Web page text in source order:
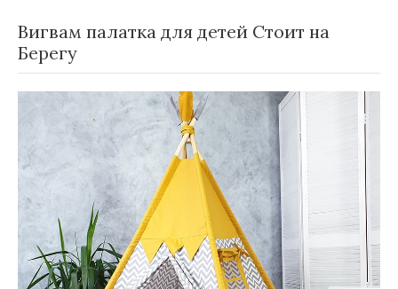
Вигвам палатка для детей Стоит на
Берегу